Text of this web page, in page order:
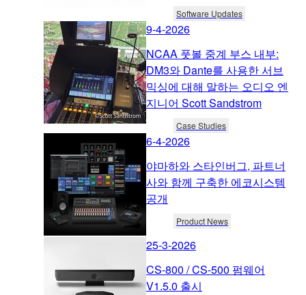
Software Updates
9-4-2026
NCAA 풋볼 중계 부스 내부:
DM3와 Dante를 사용한 서브
믹싱에 대해 말하는 오디오 엔
지니어 Scott Sandstrom
Case Studies
6-4-2026
야마하와 스타인버그, 파트너
사와 함께 구축한 에코시스템
공개
Product News
25-3-2026
CS-800 / CS-500 펌웨어
V1.5.0 출시